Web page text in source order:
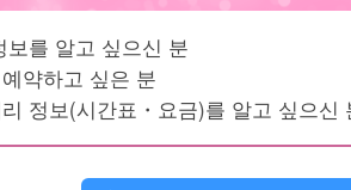
를 알고 싶으신 분
약하고 싶은 분
정보(시간표・요금)를 알고 싶으신